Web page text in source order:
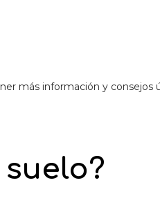
más información y